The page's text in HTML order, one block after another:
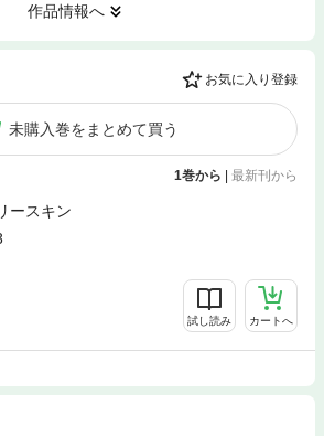
作品情報へ
お気に入り登録
未購入巻をまとめて買う
1巻から | 最新刊から
ースキン
試し読み カートへ